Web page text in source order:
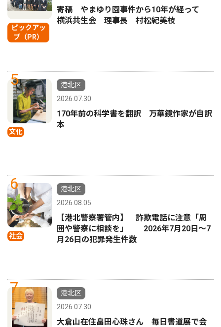
ピックアッ
プ（PR）
寄稿 やまゆり園事件から10年が経って
横浜共生会 理事長 村松紀美枝
5
文化
港北区
2026.07.30
170年前の科学書を翻訳 万華鏡作家が自訳
本
6
社会
港北区
2026.08.05
【港北警察署管内】 詐欺電話に注意「周
囲や警察に相談を」 2026年7月20日〜7
月26日の犯罪発生件数
7
港北区
2026.07.30
大倉山在住畠田心珠さん 毎日書道展で会